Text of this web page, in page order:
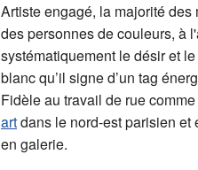
Artiste engagé, la majorité
des personnes de couleurs, à
systématiquement le désir et
blanc qu’il signe d’un tag
Fidèle au travail de rue
artdans le nord-est parisien
en galerie.